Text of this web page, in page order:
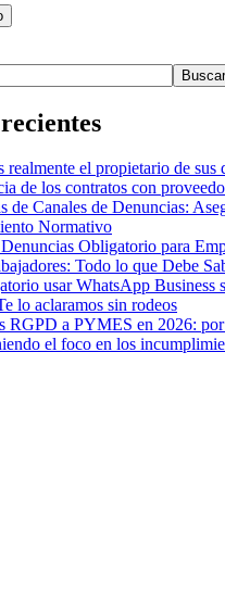
realmente el propietario de sus
de los contratos con
de Canales de Denuncias:
Normativo
Obligatorio para
Todo lo que Debe
usar WhatsApp Business
lo aclaramos sin rodeos
RGPD a PYMES en 2026:
el foco en los